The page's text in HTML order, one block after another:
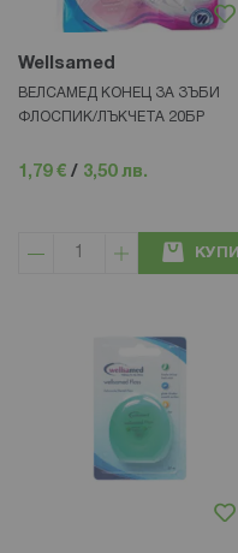
Wellsamed
ВЕЛСАМЕД КОНЕЦ ЗА ЗЪБИ
ФЛОСПИК/ЛЪКЧЕТА 20БР
1,79 € / 3,50 лв.
КУПИ